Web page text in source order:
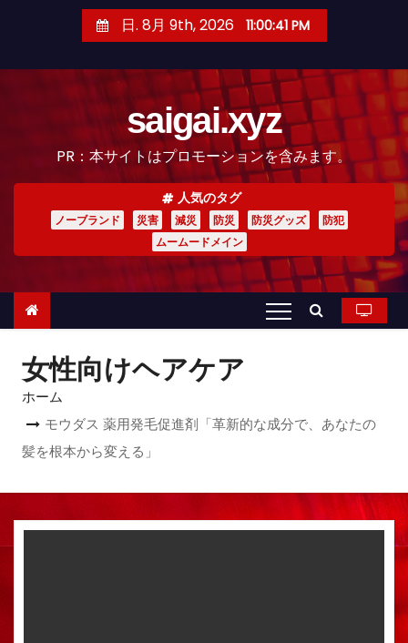
日. 8月 9th, 2026 11:00:43 PM
saigai.xyz
PR：本サイトはプロモーションを含みます。
人気のタグ
ノーブランド 災害 減災 防災 防災グッズ
防犯
ムームードメイン
女性向けヘアケア
ホーム
モウダス 薬用発毛促進剤「革新的な成分で、あなたの
髪を根本から変える」